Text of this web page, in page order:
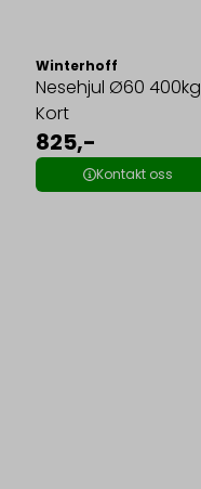
Winterhoff
Nesehjul Ø60 400kg
Kort
825,-
Kontakt oss